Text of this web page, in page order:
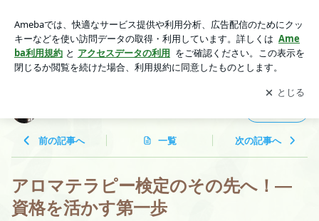
香-kikka-のアロマノート♪
アプリをダウンロードして ブログの更新通知
を受け取りまし
ょう。
開く
前の記事へ 一覧 次の記事へ
アロマテラピー検定のその先へ！―
資格を活かす第一歩